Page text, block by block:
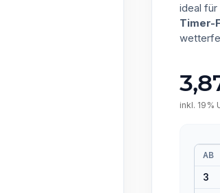
ideal für
Timer-
inkl. 19%
AB
3